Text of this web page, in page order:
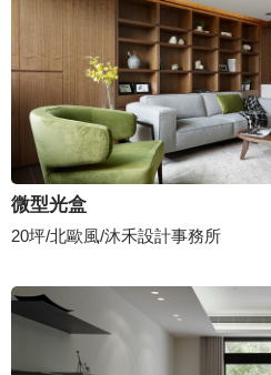
微型光盒
20坪/北歐風/沐禾設計事務所